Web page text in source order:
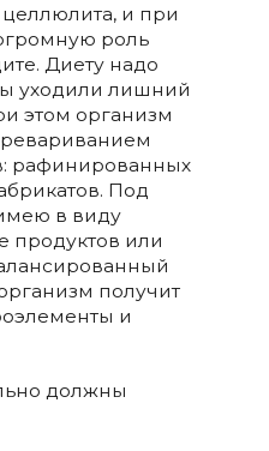
и при
роль
Диету надо
уходили лишний
этом организм
рафинированных
Под
в виду
продуктов или
получит
и
должны